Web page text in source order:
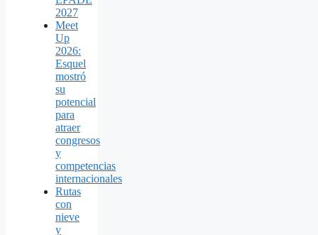
2027
Meet
Up
2026:
Esquel
mostró
su
potencial
para
atraer
congresos
y
competencias
internacionales
Rutas
con
nieve
y